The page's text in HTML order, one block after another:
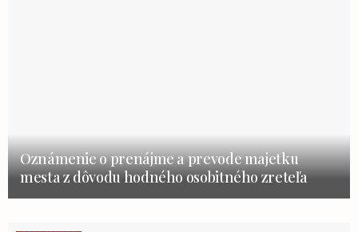
Oznámenie o prenájme a prevode majetku
mesta z dôvodu hodného osobitného zreteľa